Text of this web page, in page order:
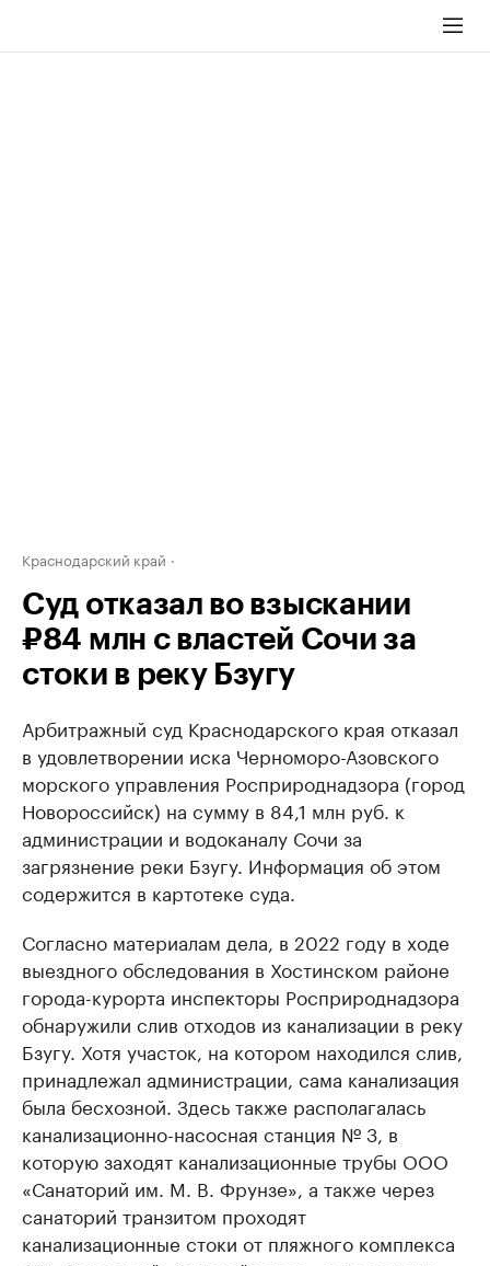
Краснодарский край
Суд отказал во взыскании
₽84 млн с властей Сочи за
стоки в реку Бзугу
Арбитражный суд Краснодарского края отказал
в удовлетворении иска Черноморо-Азовского
морского управления Росприроднадзора (город
Новороссийск) на сумму в 84,1 млн руб. к
администрации и водоканалу Сочи за
загрязнение реки Бзугу. Информация об этом
содержится в картотеке суда.
Согласно материалам дела, в 2022 году в ходе
выездного обследования в Хостинском районе
города-курорта инспекторы Росприроднадзора
обнаружили слив отходов из канализации в реку
Бзугу. Хотя участок, на котором находился слив,
принадлежал администрации, сама канализация
была бесхозной. Здесь также располагалась
канализационно-насосная станция № 3, в
которую заходят канализационные трубы ООО
«Санаторий им. М. В. Фрунзе», а также через
санаторий транзитом проходят
канализационные стоки от пляжного комплекса